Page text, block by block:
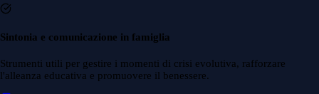
Sintonia e comunicazione in famiglia
Strumenti utili per gestire i momenti di crisi evolutiva, rafforzare
l'alleanza educativa e promuovere il benessere.